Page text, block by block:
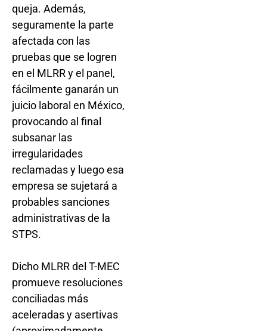
queja. Además,
seguramente la parte
afectada con las
pruebas que se logren
en el MLRR y el panel,
fácilmente ganarán un
juicio laboral en México,
provocando al final
subsanar las
irregularidades
reclamadas y luego esa
empresa se sujetará a
probables sanciones
administrativas de la
STPS.
Dicho MLRR del T-MEC
promueve resoluciones
conciliadas más
aceleradas y asertivas